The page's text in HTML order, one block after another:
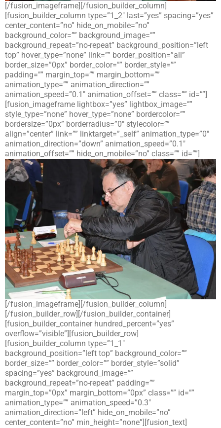
[/fusion_imageframe][/fusion_builder_column]
[fusion_builder_column type=”1_2″ last=”yes” spacing=”yes”
center_content=”no” hide_on_mobile=”no”
background_color=”” background_image=””
background_repeat=”no-repeat” background_position=”left
top” hover_type=”none” link=”” border_position=”all”
border_size=”0px” border_color=”” border_style=””
padding=”” margin_top=”” margin_bottom=””
animation_type=”” animation_direction=””
animation_speed=”0.1″ animation_offset=”” class=”” id=””]
[fusion_imageframe lightbox=”yes” lightbox_image=””
style_type=”none” hover_type=”none” bordercolor=””
bordersize=”0px” borderradius=”0″ stylecolor=””
align=”center” link=”” linktarget=”_self” animation_type=”0″
animation_direction=”down” animation_speed=”0.1″
animation_offset=”” hide_on_mobile=”no” class=”” id=””]
[/fusion_imageframe][/fusion_builder_column]
[/fusion_builder_row][/fusion_builder_container]
[fusion_builder_container hundred_percent=”yes”
overflow=”visible”][fusion_builder_row]
[fusion_builder_column type=”1_1″
background_position=”left top” background_color=””
border_size=”” border_color=”” border_style=”solid”
spacing=”yes” background_image=””
background_repeat=”no-repeat” padding=””
margin_top=”0px” margin_bottom=”0px” class=”” id=””
animation_type=”” animation_speed=”0.3″
animation_direction=”left” hide_on_mobile=”no”
center_content=”no” min_height=”none”][fusion_text]